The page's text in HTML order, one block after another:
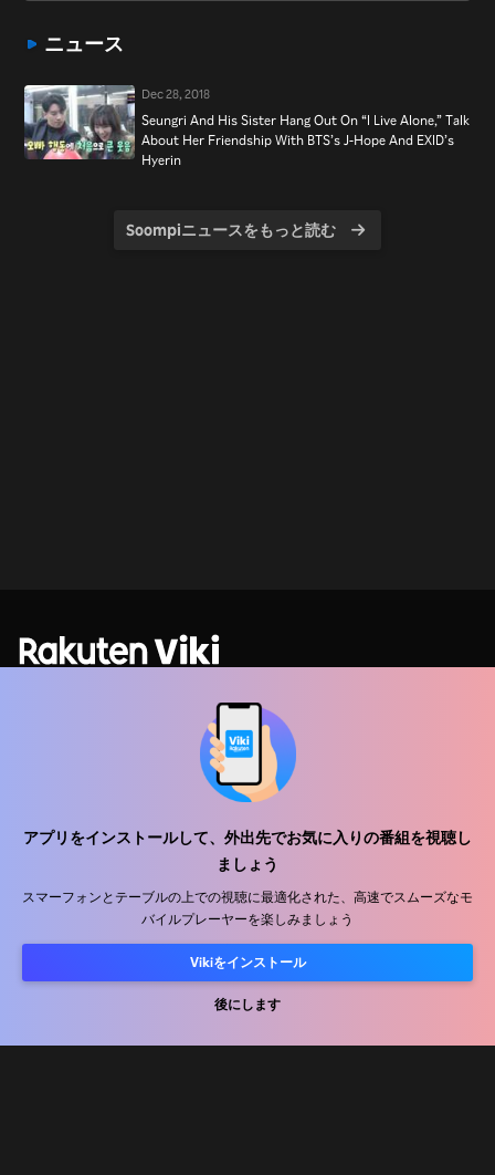
アプリをインストールして、外出先でお気に入りの番組を視聴し
ましょう
スマーフォンとテーブルの上での視聴に最適化された、高速でスムーズなモ
バイルプレーヤーを楽しみましょう
Vikiをインストール
後にします
ニュース
Dec 28, 2018
Seungri And His Sister Hang Out On “I Live Alone,” Talk
About Her Friendship With BTS’s J-Hope And EXID’s
Hyerin
Soompiニュースをもっと読む
私たちと働きましょう
販売パートナー